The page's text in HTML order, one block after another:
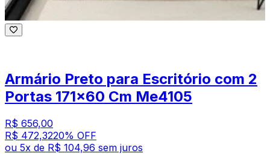
Armário Preto para Escritório com 2
Portas 171x60 Cm Me4105
R$ 656,00
R$ 472,3220% OFF
ou 5x de R$ 104,96 sem juros